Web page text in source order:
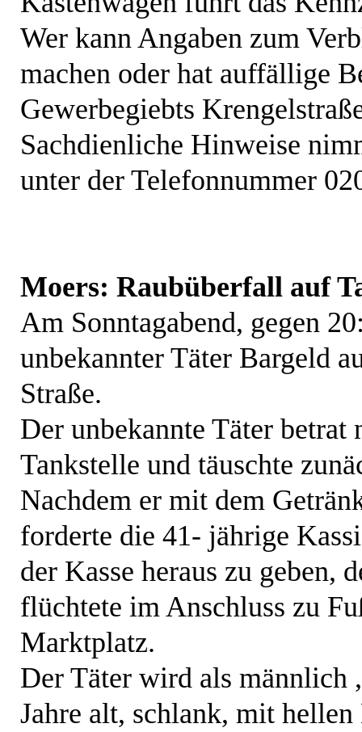
Wer kann Angaben zum
machen oder hat auffällige
Gewerbegiebts
Sachdienliche Hinweise
unter der Telefonnummer
Moers: Raubüberfall auf
Am Sonntagabend, gegen
unbekannter Täter Bargeld
Straße.
Der unbekannte Täter betrat
Tankstelle und täuschte
Nachdem er mit dem
forderte die 41- jährige
der Kasse heraus zu geben,
flüchtete im Anschluss zu
Marktplatz.
Der Täter wird als männlich
Jahre alt, schlank, mit